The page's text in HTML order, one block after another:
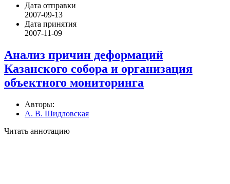
Дата отправки
2007-09-13
Дата принятия
2007-11-09
Анализ причин деформаций
Казанского собора и организация
объектного мониторинга
Авторы:
А. В. Шидловская
Читать аннотацию